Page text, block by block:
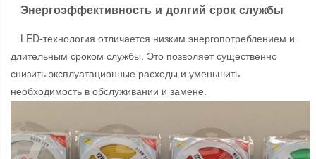
Энергоэффективность и долгий срок службы
LED-технология отличается низким энергопотреблением и
длительным сроком службы. Это позволяет существенно
снизить эксплуатационные расходы и уменьшить
необходимость в обслуживании и замене.